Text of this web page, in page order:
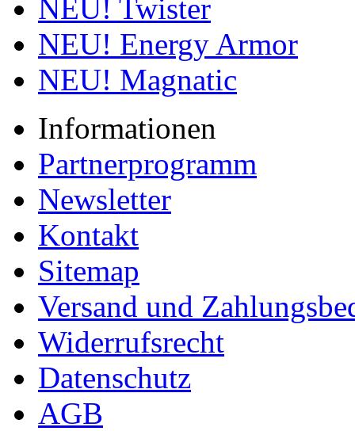
NEU! Twister
NEU! Energy Armor
NEU! Magnatic
Informationen
Partnerprogramm
Newsletter
Kontakt
Sitemap
Versand und
Widerrufsrecht
Datenschutz
AGB